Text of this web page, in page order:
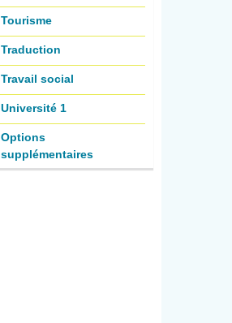
Tourisme
Traduction
Travail social
Université 1
Options
supplémentaires